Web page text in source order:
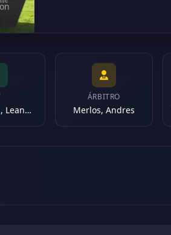
Romagnoli, Leandro Atilio
ÁRBITRO
Merlos, Andres